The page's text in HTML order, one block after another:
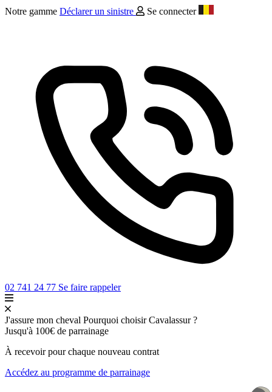
Notre gamme Déclarer un sinistre Se connecter
02 741 24 77 Se faire rappeler
J'assure mon cheval Pourquoi choisir Cavalassur ?
Jusqu'à 100€ de parrainage
À recevoir pour chaque nouveau contrat
Accédez au programme de parrainage